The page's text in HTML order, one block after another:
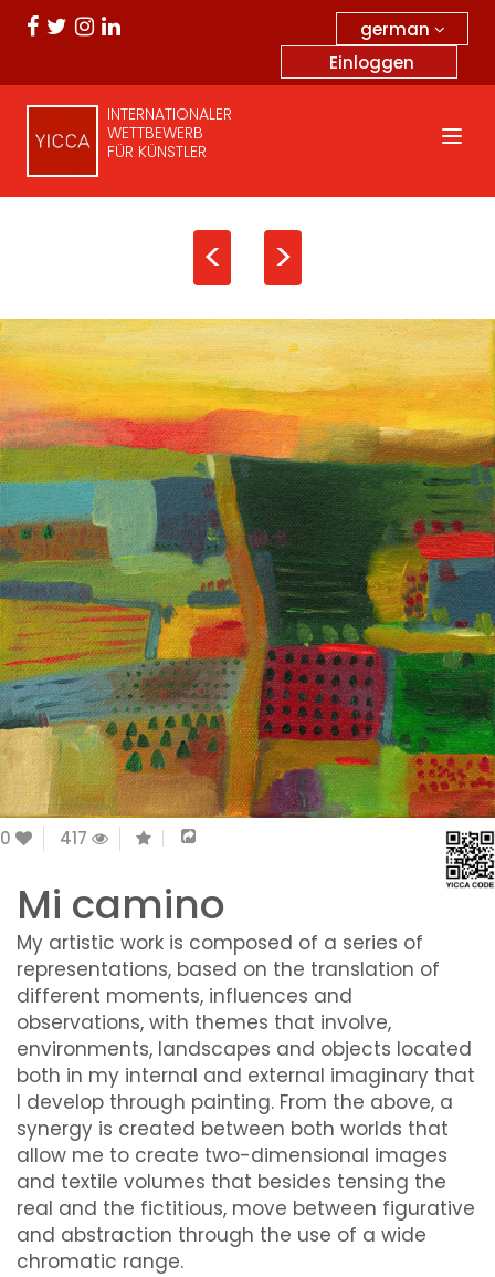
german
Einloggen
INTERNATIONALER
WETTBEWERB
FÜR KÜNSTLER
< >
0 417
Mi camino
My artistic work is composed of a series of
representations, based on the translation of
different moments, influences and
observations, with themes that involve,
environments, landscapes and objects located
both in my internal and external imaginary that
I develop through painting. From the above, a
synergy is created between both worlds that
allow me to create two-dimensional images
and textile volumes that besides tensing the
real and the fictitious, move between figurative
and abstraction through the use of a wide
chromatic range.